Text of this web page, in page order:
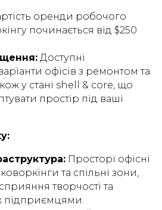
оренди робочого
починається від $250
Доступні
офісів з ремонтом та
у стані shell & core, що
простір під ваші
Просторі офісні
та спільні зони,
творчості та
підприємцями.